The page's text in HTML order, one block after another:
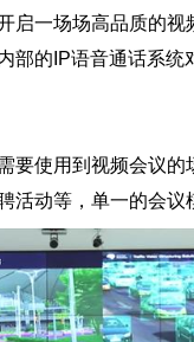
启一场场高品质的视
的IP语音通话系统
使用到视频会议的
活动等，单一的会